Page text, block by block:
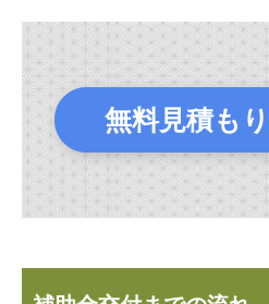
無料見積も